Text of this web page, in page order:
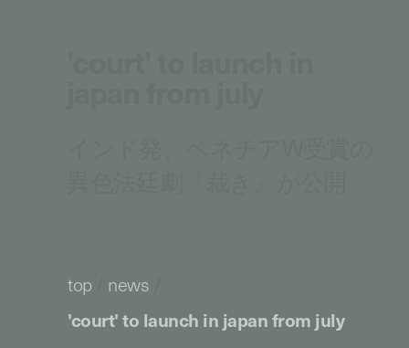
top/ news
'court' to launch in japan from july